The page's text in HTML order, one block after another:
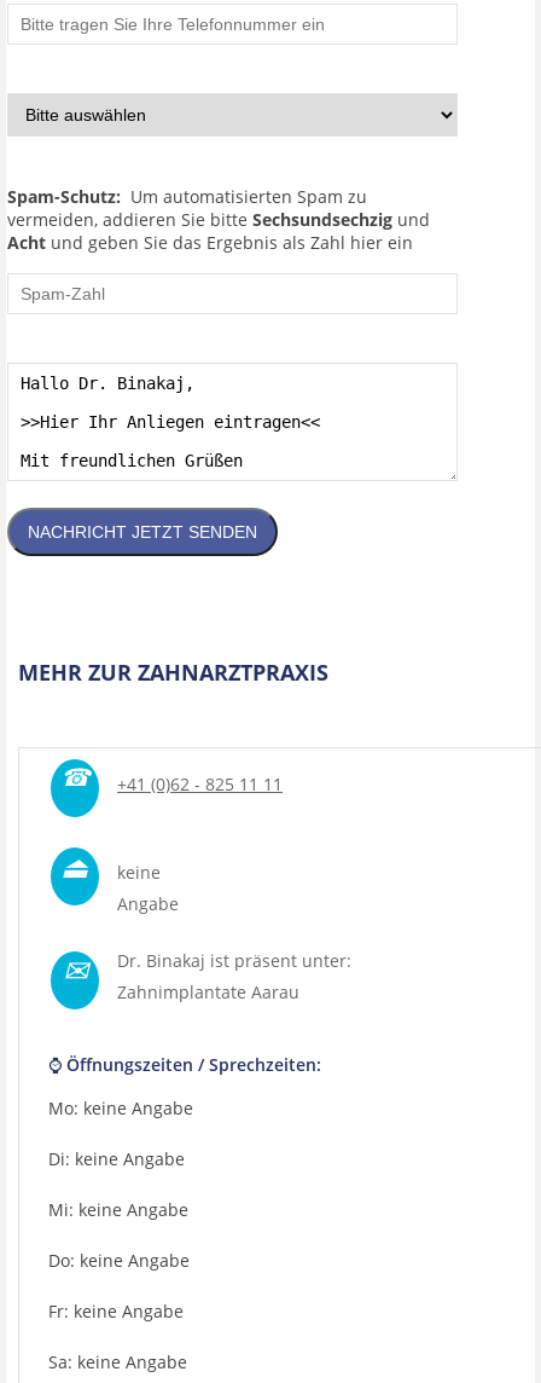
Spam-Schutz: Um automatisierten Spam zu
vermeiden, addieren Sie bitte Sechsundsechzig und
Acht und geben Sie das Ergebnis als Zahl hier ein
NACHRICHT JETZT SENDEN
MEHR ZUR ZAHNARZTPRAXIS
☎ +41 (0)62 - 825 11 11
⏏
keine
Angabe
✉
Dr. Binakaj ist präsent unter:
Zahnimplantate Aarau
⌚ Öffnungszeiten / Sprechzeiten:
Mo: keine Angabe
Di: keine Angabe
Mi: keine Angabe
Do: keine Angabe
Fr: keine Angabe
Sa: keine Angabe